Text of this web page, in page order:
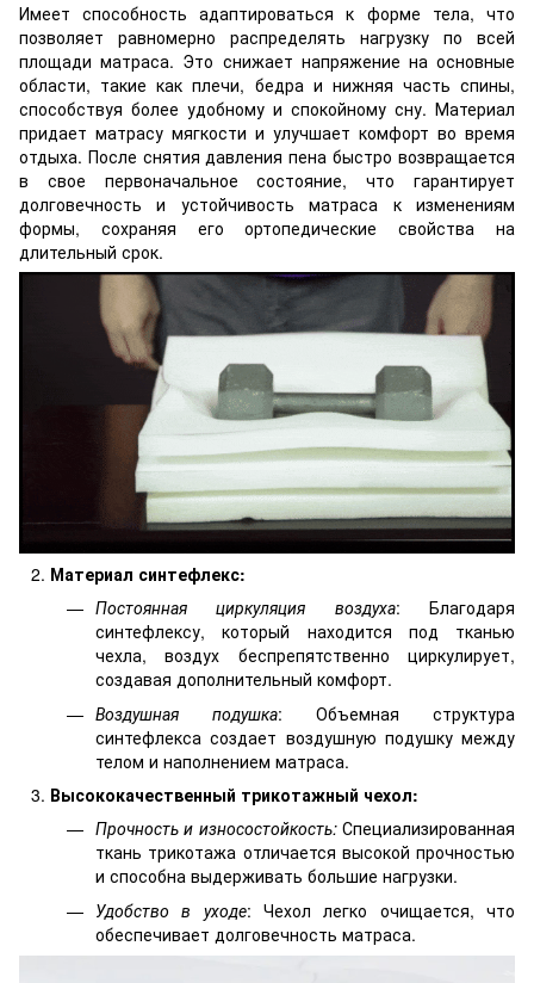
Имеет способность адаптироваться к форме тела, что
позволяет равномерно распределять нагрузку по всей
площади матраса. Это снижает напряжение на основные
области, такие как плечи, бедра и нижняя часть спины,
способствуя более удобному и спокойному сну. Материал
придает матрасу мягкости и улучшает комфорт во время
отдыха. После снятия давления пена быстро возвращается
в свое первоначальное состояние, что гарантирует
долговечность и устойчивость матраса к изменениям
формы, сохраняя его ортопедические свойства на
длительный срок.
Материал синтефлекс:
Постоянная циркуляция воздуха: Благодаря
синтефлексу, который находится под тканью
чехла, воздух беспрепятственно циркулирует,
создавая дополнительный комфорт.
Воздушная подушка: Объемная структура
синтефлекса создает воздушную подушку между
телом и наполнением матраса.
Высококачественный трикотажный чехол:
Прочность и износостойкость: Специализированная
ткань трикотажа отличается высокой прочностью
и способна выдерживать большие нагрузки.
Удобство в уходе: Чехол легко очищается, что
обеспечивает долговечность матраса.